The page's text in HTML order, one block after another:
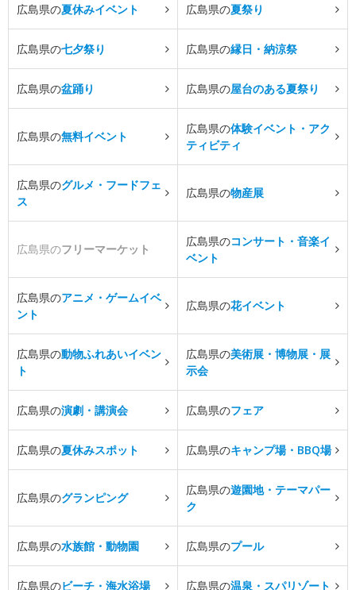
広島県の夏休みイベント 広島県の夏祭り
広島県の七夕祭り 広島県の縁日・納涼祭
広島県の盆踊り 広島県の屋台のある夏祭り
広島県の無料イベント
広島県の体験イベント・アク
ティビティ
広島県のグルメ・フードフェ
ス
広島県の物産展
広島県のフリーマーケット
広島県のコンサート・音楽イ
ベント
広島県のアニメ・ゲームイベ
ント
広島県の花イベント
広島県の動物ふれあいイベン
ト
広島県の美術展・博物展・展
示会
広島県の演劇・講演会 広島県のフェア
広島県の夏休みスポット 広島県のキャンプ場・BBQ場
広島県のグランピング
広島県の遊園地・テーマパー
ク
広島県の水族館・動物園 広島県のプール
広島県のビーチ・海水浴場 広島県の温泉・スパリゾート